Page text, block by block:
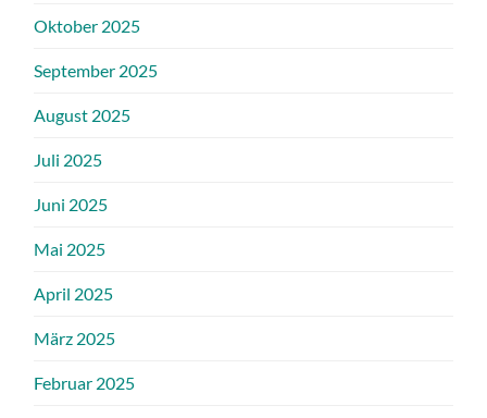
Oktober 2025
September 2025
August 2025
Juli 2025
Juni 2025
Mai 2025
April 2025
März 2025
Februar 2025